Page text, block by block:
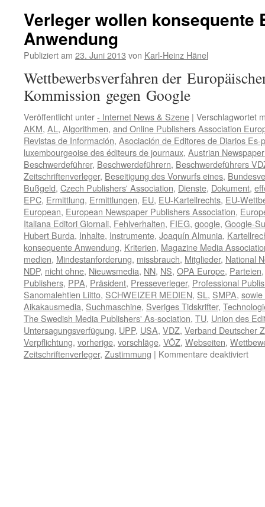
Verleger wollen konsequente
Anwendung
Publiziert am 23. Juni 2013 von Karl-Heinz Hänel
Wettbewerbsverfahren der
Kommission gegen Google
Veröffentlicht unter- Internet News & Szene | Verschlagwortet
AKM, AL , Algorithmen, and Online Publishers Association
Revistas de Información, Asociación de Editores de Diarios Es-
luxembourgeoise des éditeurs de journaux, Austrian
Beschwerdeführer, Beschwerdeführern, Beschwerdeführers
Zeitschriftenverleger, Beseitigung des Vorwurfs eines,
Bußgeld, Czech Publishers' Association, Dienste, Dokument,
EPC, Ermittlung, Ermittlungen, EU, EU-Kartellrechts, EU-
European, European Newspaper Publishers Association,
Italiana Editori Giornali, Fehlverhalten, FIEG, google, Google-
Hubert Burda, Inhalte, Instrumente, Joaquín Almunia,
konsequente Anwendung, Kriterien, Magazine Media
medien, Mindestanforderung, missbrauch, Mitglieder, National
NDP, nicht ohne, Nieuwsmedia, NN, NS, OPA Europe, Parteien
Publishers, PPA, Präsident, Presseverleger, Professional
Sanomalehtien Liitto, SCHWEIZER MEDIEN, SL , SMPA,
Aikakausmedia, Suchmaschine, Sveriges Tidskrifter,
The Swedish Media Publishers' As-sociation, TU, Union des
Untersagungsverfügung, UPP, USA, VDZ, Verband Deutscher
Verpflichtung, vorherige, vorschläge, VÖZ, Webseiten,
Zeitschriftenverleger, Zustimmung | Kommentare deaktiviertfür